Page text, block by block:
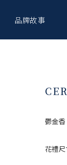
品牌故事
鬱金
花禮